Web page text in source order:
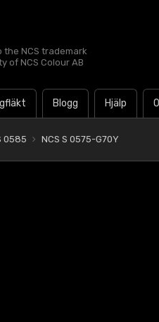
NCS trademark
of NCS Colour AB
Blogg Hjälp
0585 NCS S 0575-G70Y